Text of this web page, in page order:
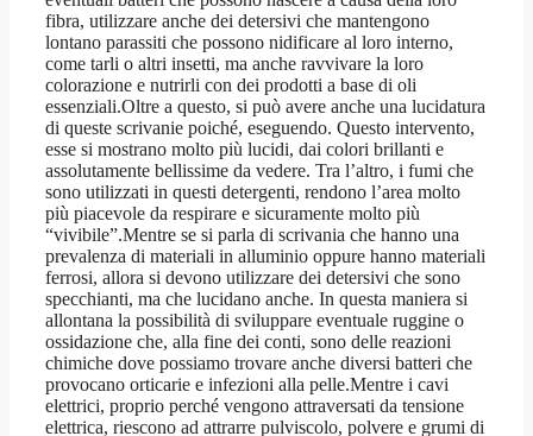
fibra, utilizzare anche dei detersivi che mantengono
lontano parassiti che possono nidificare al loro interno,
come tarli o altri insetti, ma anche ravvivare la loro
colorazione e nutrirli con dei prodotti a base di oli
essenziali.Oltre a questo, si può avere anche una lucidatura
di queste scrivanie poiché, eseguendo. Questo intervento,
esse si mostrano molto più lucidi, dai colori brillanti e
assolutamente bellissime da vedere. Tra l’altro, i fumi che
sono utilizzati in questi detergenti, rendono l’area molto
più piacevole da respirare e sicuramente molto più
“vivibile”.Mentre se si parla di scrivania che hanno una
prevalenza di materiali in alluminio oppure hanno materiali
ferrosi, allora si devono utilizzare dei detersivi che sono
specchianti, ma che lucidano anche. In questa maniera si
allontana la possibilità di sviluppare eventuale ruggine o
ossidazione che, alla fine dei conti, sono delle reazioni
chimiche dove possiamo trovare anche diversi batteri che
provocano orticarie e infezioni alla pelle.Mentre i cavi
elettrici, proprio perché vengono attraversati da tensione
elettrica, riescono ad attrarre pulviscolo, polvere e grumi di